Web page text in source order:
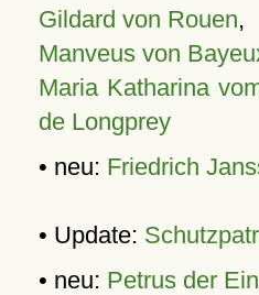
Gildard von Rouen,
Manveus von
Maria Katharina
de Longprey
• neu: Friedrich
• Update:
• neu: Petrus der